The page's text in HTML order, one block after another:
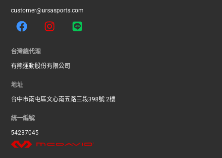
台灣總代理
有熊運動股份有限公司
地址
台中市南屯區文心南五路三段398號 2樓
統一編號
54237045
customer@ursasports.com
F
a
e
b
o
k
I
n
a
a
L
i